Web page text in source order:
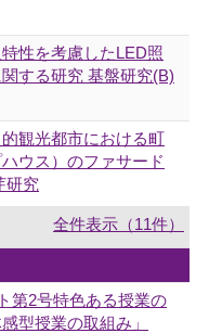
性を考慮したLED照
する研究 基盤研究(B)
観光都市における町
ウス）のファサード
研究
全件表示（11件）
第2号特色ある授業の
型授業の取組み」